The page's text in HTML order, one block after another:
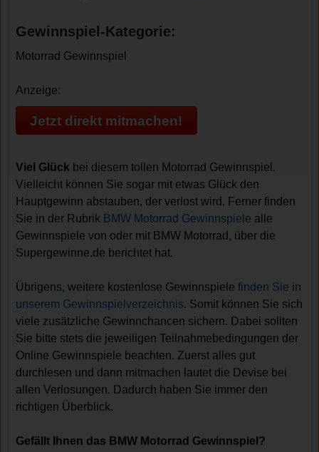
Gewinnspiel-Kategorie:
Motorrad Gewinnspiel
Anzeige:
Jetzt direkt mitmachen!
Viel Glück bei diesem tollen Motorrad Gewinnspiel.
Vielleicht können Sie sogar mit etwas Glück den
Hauptgewinn abstauben, der verlost wird. Ferner finden
Sie in der Rubrik BMW Motorrad Gewinnspiele alle
Gewinnspiele von oder mit BMW Motorrad, über die
Supergewinne.de berichtet hat.
Übrigens, weitere kostenlose Gewinnspielefinden Sie in
unserem Gewinnspielverzeichnis. Somit können Sie sich
viele zusätzliche Gewinnchancen sichern. Dabei sollten
Sie bitte stets die jeweiligen Teilnahmebedingungen der
Online Gewinnspiele beachten. Zuerst alles gut
durchlesen und dann mitmachen lautet die Devise bei
allen Verlosungen. Dadurch haben Sie immer den
richtigen Überblick.
Gefällt Ihnen das BMW Motorrad Gewinnspiel?